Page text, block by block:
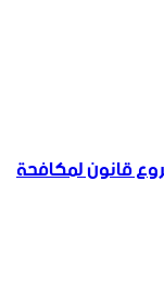
قانون لمكافحة